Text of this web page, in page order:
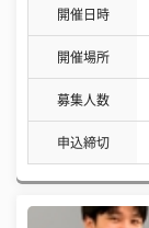
開催日時
開催場所
募集人数
申込締切